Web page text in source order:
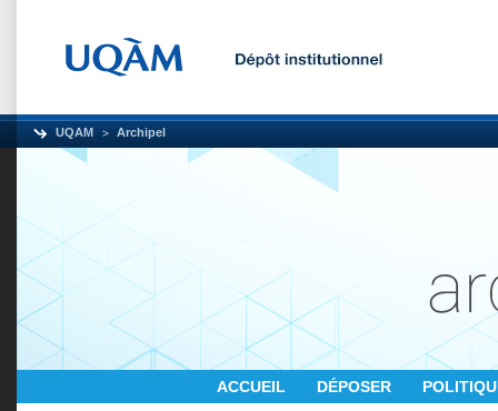
UQAM Archipel
ACCUEIL DÉPOSER